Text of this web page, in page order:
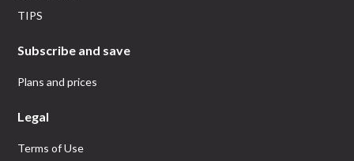
TIPS
Subscribe and save
Plans and prices
Legal
Terms of Use